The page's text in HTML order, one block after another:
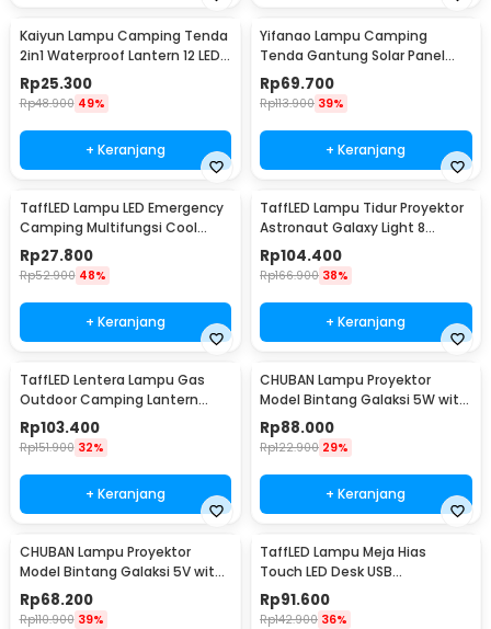
Kaiyun Lampu Camping Tenda
2in1 Waterproof Lantern 12 LED -
9789
Rp25.300
Rp48.900 49%
+ Keranjang
Yifanao Lampu Camping
Tenda Gantung Solar Panel
Waterproof IPX6 280W - G13
Rp69.700
Rp113.900 39%
+ Keranjang
TaffLED Lampu LED Emergency
Camping Multifungsi Cool
White 10W 1200mAh - LB171
Rp27.800
Rp52.900 48%
+ Keranjang
TaffLED Lampu Tidur Proyektor
Astronaut Galaxy Light 8
Colors 5W 240V - HD481
Rp104.400
Rp166.900 38%
+ Keranjang
TaffLED Lentera Lampu Gas
Outdoor Camping Lantern
Lamp - BRS-55
Rp103.400
Rp151.900 32%
+ Keranjang
CHUBAN Lampu Proyektor
Model Bintang Galaksi 5W with
Remote Control - HR-F3
Rp88.000
Rp122.900 29%
+ Keranjang
CHUBAN Lampu Proyektor
Model Bintang Galaksi 5V with
Remote Control - HR-F2
Rp68.200
Rp110.900 39%
TaffLED Lampu Meja Hias
Touch LED Desk USB
Rechargeable Tri Color 3W -
J420
Rp91.600
Rp142.900 36%